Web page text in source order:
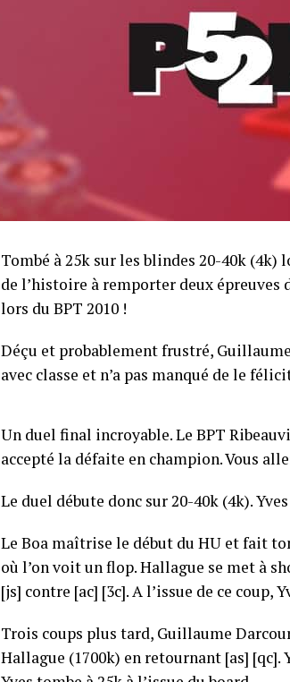
Tombé à 25k sur les blindes 20-40k
de l’histoire à remporter deux épreuves
lors du BPT 2010 !
Déçu et probablement frustré,
avec classe et n’a pas manqué de le
Un duel final incroyable. Le BPT
accepté la défaite en champion. Vous
Le duel débute donc sur 20-40k (4k).
Le Boa maîtrise le début du HU et fait
où l’on voit un flop. Hallague se met à
[js] contre [ac] [3c]. A l’issue de ce coup,
Trois coups plus tard, Guillaume
Hallague (1700k) en retournant [as] [qc].